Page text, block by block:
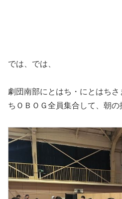
では、では、
劇団南部にとはち・にとはち
ちＯＢＯＧ全員集合して、朝の